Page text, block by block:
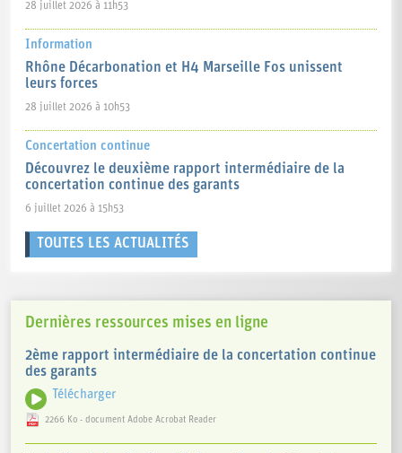
28 juillet 2026 à 11h53
Information
Rhône Décarbonation et H4 Marseille Fos unissent
leurs forces
28 juillet 2026 à 10h53
Concertation continue
Découvrez le deuxième rapport intermédiaire de la
concertation continue des garants
6 juillet 2026 à 15h53
TOUTES LES ACTUALITÉS
Dernières ressources mises en ligne
2ème rapport intermédiaire de la concertation continue
des garants
Télécharger
2266 Ko - document Adobe Acrobat Reader